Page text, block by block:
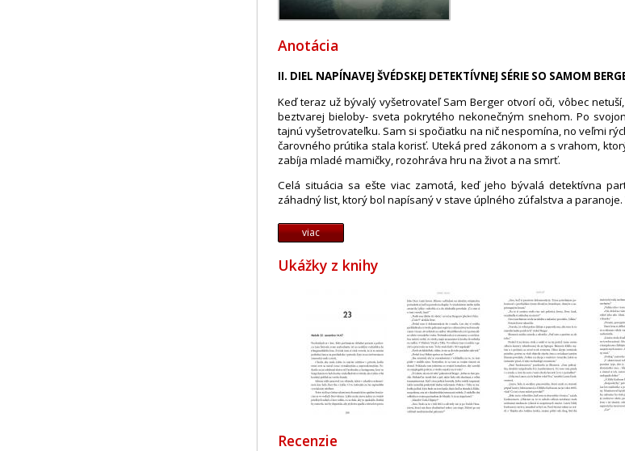
Anotácia
II. DIEL NAPÍNAVEJ ŠVÉDSKEJ DETEKTÍVNEJ SÉRIE SO SAMOM
Keď teraz už bývalý vyšetrovateľ Sam Berger otvorí oči, vôbec
beztvarej bieloby- sveta pokrytého nekonečným snehom. Po
tajnú vyšetrovateľku. Sam si spočiatku na nič nespomína, no veľmi
čarovného prútika stala korisť. Uteká pred zákonom a s vrahom,
zabíja mladé mamičky, rozohráva hru na život a na smrť.
Celá situácia sa ešte viac zamotá, keď jeho bývalá detektívna
záhadný list, ktorý bol napísaný v stave úplného zúfalstva a paranoje.
viac
Ukážky z knihy
Recenzie